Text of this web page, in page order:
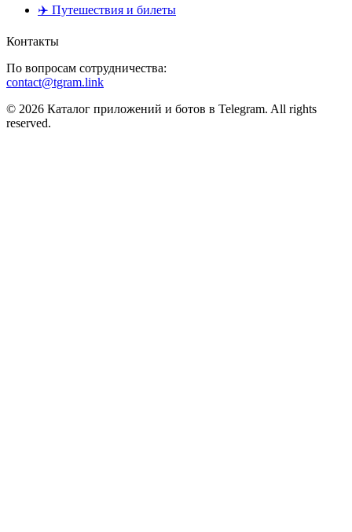
✈️ Путешествия и билеты
Контакты
По вопросам сотрудничества:
contact@tgram.link
© 2026 Каталог приложений и ботов в Telegram. All rights
reserved.